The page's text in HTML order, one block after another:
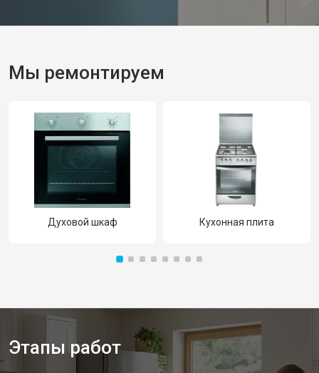
Мы ремонтируем
Духовой шкаф Кухонная плита
Этапы работ